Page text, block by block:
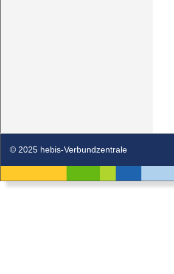
© 2025 hebis-Verbundzentrale